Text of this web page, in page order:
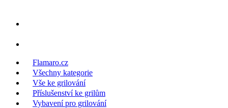
Flamaro.cz
Všechny kategorie
Vše ke grilování
Příslušenství ke grilům
Vybavení pro grilování